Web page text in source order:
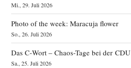
Mi., 29. Juli 2026
Photo of the week: Maracuja flower
So., 26. Juli 2026
Das C‑Wort – Chaos-Tage bei der CDU
Sa., 25. Juli 2026